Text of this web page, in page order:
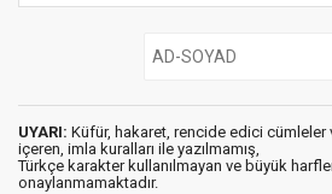
UYARI: Küfür, hakaret, rencide edici cümleler
içeren, imla kuralları ile yazılmamış,
Türkçe karakter kullanılmayan ve büyük
onaylanmamaktadır.